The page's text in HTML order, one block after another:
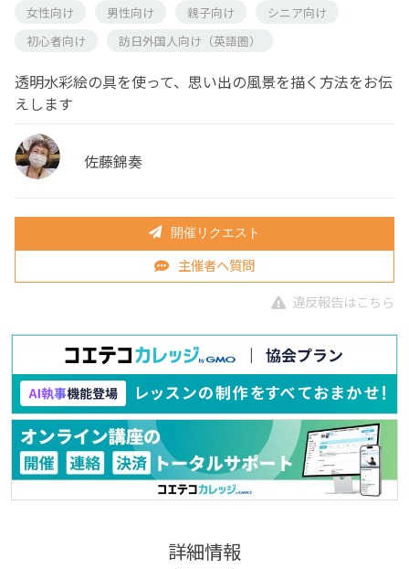
女性向け 男性向け 親子向け
シニア向け
初心者向け
訪日外国人向け（英語圏）
透明水彩絵の具を使って、思い出の風景を描く方法をお伝
えします
佐藤錦奏
開催リクエスト
主催者へ質問
違反報告はこちら
詳細情報